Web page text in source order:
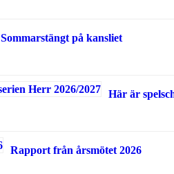
Sommarstängt på kansliet
Här är
Rapport från årsmötet 2026